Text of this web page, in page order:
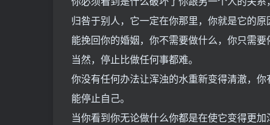
归咎于别人，它一定在你那里，你就是它的
能挽回你的婚姻，你不需要做什么，你只需要
当然，停止比做任何事都难。
你没有任何办法让浑浊的水重新变得清澈，
能停止自己。
当你看到你无论做什么你都是在使它变得更加